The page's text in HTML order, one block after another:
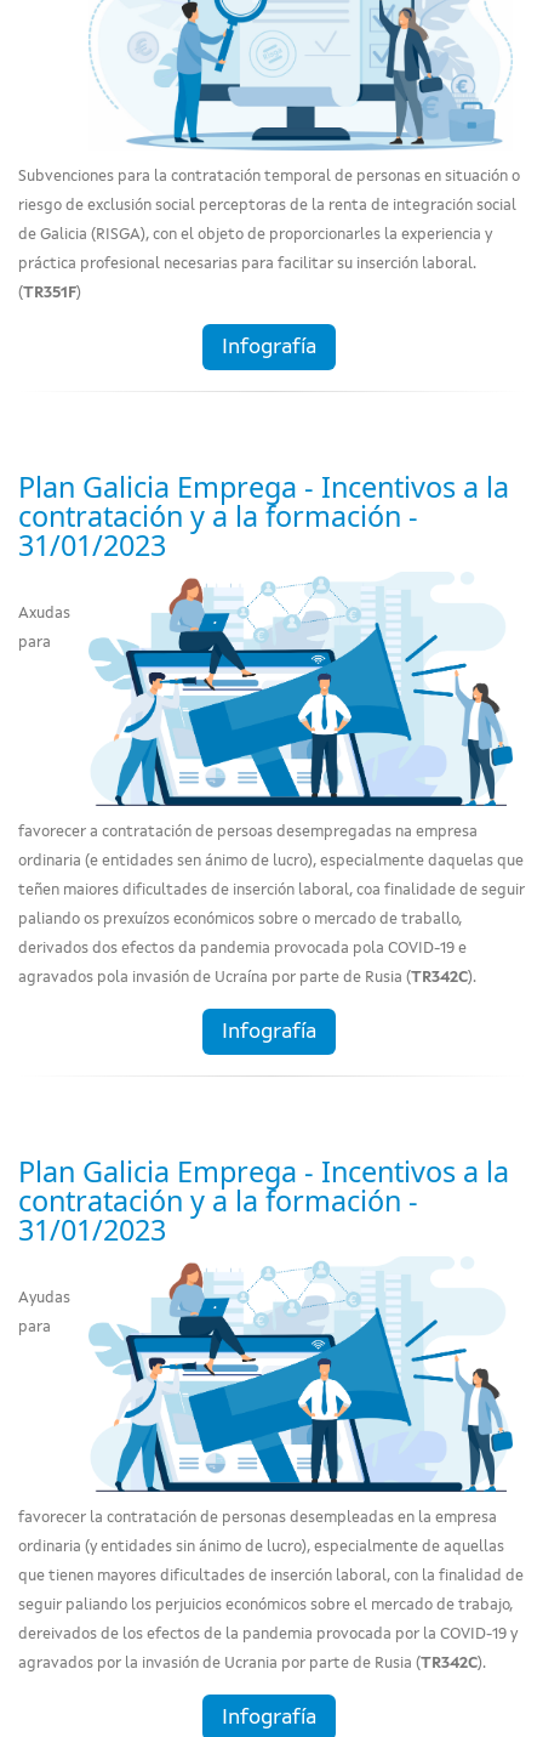
Subvenciones para la contratación temporal de personas en situación o
riesgo de exclusión social perceptoras de la renta de integración social
de Galicia (RISGA), con el objeto de proporcionarles la experiencia y
práctica profesional necesarias para facilitar su inserción laboral.
(TR351F)
Infografía
Plan Galicia Emprega - Incentivos a la
contratación y a la formación -
31/01/2023
Axudas
para
favorecer a contratación de persoas desempregadas na empresa
ordinaria (e entidades sen ánimo de lucro), especialmente daquelas que
teñen maiores dificultades de inserción laboral, coa finalidade de seguir
paliando os prexuízos económicos sobre o mercado de traballo,
derivados dos efectos da pandemia provocada pola COVID-19 e
agravados pola invasión de Ucraína por parte de Rusia (TR342C).
Infografía
Plan Galicia Emprega - Incentivos a la
contratación y a la formación -
31/01/2023
Ayudas
para
favorecer la contratación de personas desempleadas en la empresa
ordinaria (y entidades sin ánimo de lucro), especialmente de aquellas
que tienen mayores dificultades de inserción laboral, con la finalidad de
seguir paliando los perjuicios económicos sobre el mercado de trabajo,
dereivados de los efectos de la pandemia provocada por la COVID-19 y
agravados por la invasión de Ucrania por parte de Rusia (TR342C).
Infografía